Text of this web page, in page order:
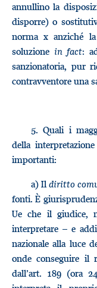
annullino la
disporre) o
norma x anziché
soluzione in fact:
sanzionatoria, pur
contravventore una
5.Quali i
della
importanti:
a) Ildiritto
fonti. È
Ue che il giudice,
interpretare – e
nazionale alla luce
onde conseguire il
dall’art. 189 (ora